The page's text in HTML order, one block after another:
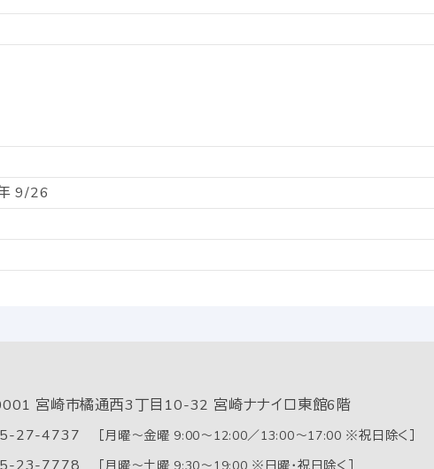
9/26
宮崎市橘通西3丁目10-32 宮崎ナナイロ東館6階
27-4737 ［月曜～金曜 9:00～12:00／13:00～17:00 ※祝日除く］